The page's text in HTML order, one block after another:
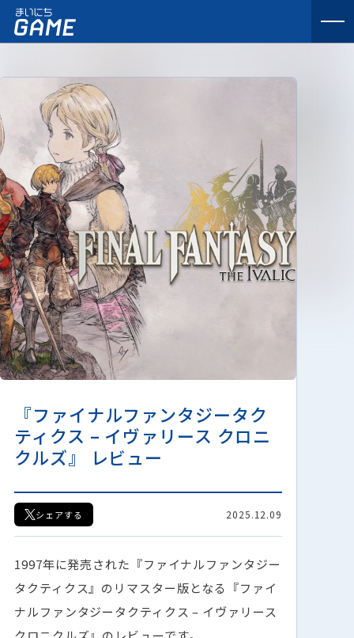
『ファイナルファンタジータク
ティクス – イヴァリース クロニ
クルズ』 レビュー
シェアする 2025.12.09
1997年に発売された『ファイナルファンタジー
タクティクス』のリマスター版となる『ファイ
ナルファンタジータクティクス – イヴァリース